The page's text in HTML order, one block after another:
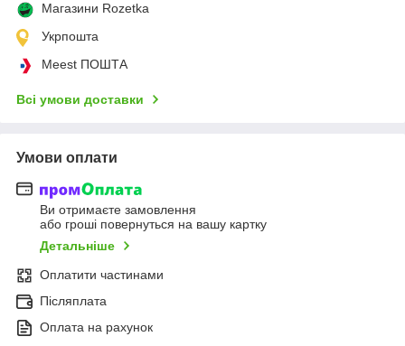
Магазини Rozetka
Укрпошта
Meest ПОШТА
Всі умови доставки
Умови оплати
Ви отримаєте замовлення
або гроші повернуться на вашу картку
Детальніше
Оплатити частинами
Післяплата
Оплата на рахунок